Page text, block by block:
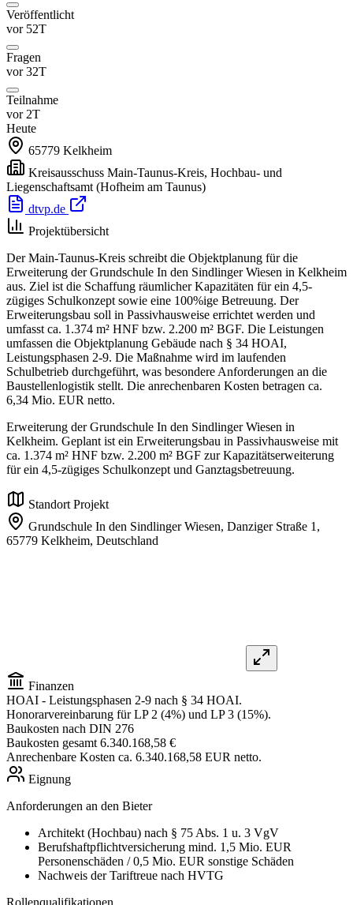
Veröffentlicht
vor 52T
Fragen
vor 32T
Teilnahme
vor 2T
Heute
65779 Kelkheim
Kreisausschuss Main-Taunus-Kreis, Hochbau- und
Liegenschaftsamt (Hofheim am Taunus)
dtvp.de
Projektübersicht
Der Main-Taunus-Kreis schreibt die Objektplanung für die
Erweiterung der Grundschule In den Sindlinger Wiesen in Kelkheim
aus. Ziel ist die Schaffung räumlicher Kapazitäten für ein 4,5-
zügiges Schulkonzept sowie eine 100%ige Betreuung. Der
Erweiterungsbau soll in Passivhausweise errichtet werden und
umfasst ca. 1.374 m² HNF bzw. 2.200 m² BGF. Die Leistungen
umfassen die Objektplanung Gebäude nach § 34 HOAI,
Leistungsphasen 2-9. Die Maßnahme wird im laufenden
Schulbetrieb durchgeführt, was besondere Anforderungen an die
Baustellenlogistik stellt. Die anrechenbaren Kosten betragen ca.
6,34 Mio. EUR netto.
Erweiterung der Grundschule In den Sindlinger Wiesen in
Kelkheim. Geplant ist ein Erweiterungsbau in Passivhausweise mit
ca. 1.374 m² HNF bzw. 2.200 m² BGF zur Kapazitätserweiterung
für ein 4,5-zügiges Schulkonzept und Ganztagsbetreuung.
Standort Projekt
Grundschule In den Sindlinger Wiesen, Danziger Straße 1,
65779 Kelkheim, Deutschland
Finanzen
HOAI - Leistungsphasen 2-9 nach § 34 HOAI.
Honorarvereinbarung für LP 2 (4%) und LP 3 (15%).
Baukosten nach DIN 276
Baukosten gesamt 6.340.168,58 €
Anrechenbare Kosten ca. 6.340.168,58 EUR netto.
Eignung
Anforderungen an den Bieter
Architekt (Hochbau) nach § 75 Abs. 1 u. 3 VgV
Berufshaftpflichtversicherung mind. 1,5 Mio. EUR
Personenschäden / 0,5 Mio. EUR sonstige Schäden
Nachweis der Tariftreue nach HVTG